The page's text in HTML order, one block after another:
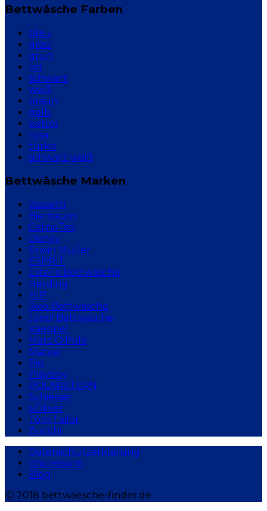
Bettwäsche Farben
blau
grau
grün
rot
schwarz
weiß
braun
gelb
petrol
rosa
türkis
schwarz weiß
Bettwäsche Marken
Bassetti
Bierbaum
CelinaTex
Disney
Erwin Müller
ESPRIT
Estella Bettwäsche
Herding
HIP
Ikea Bettwäsche
Joop! Bettwäsche
Kaeppel
Marc O'Polo
Marvel
Pip
Playboy
POLARSTERN
Schiesser
s.Oliver
Tom Tailor
Zucchi
Datenschutzerklärung
Impressum
Blog
Ⓒ 2018 bettwaesche-finder.de